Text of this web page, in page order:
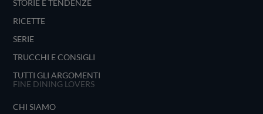
STORIE E TENDENZE
RICETTE
SERIE
TRUCCHI E CONSIGLI
TUTTI GLI ARGOMENTI
FINE DINING LOVERS
CHI SIAMO